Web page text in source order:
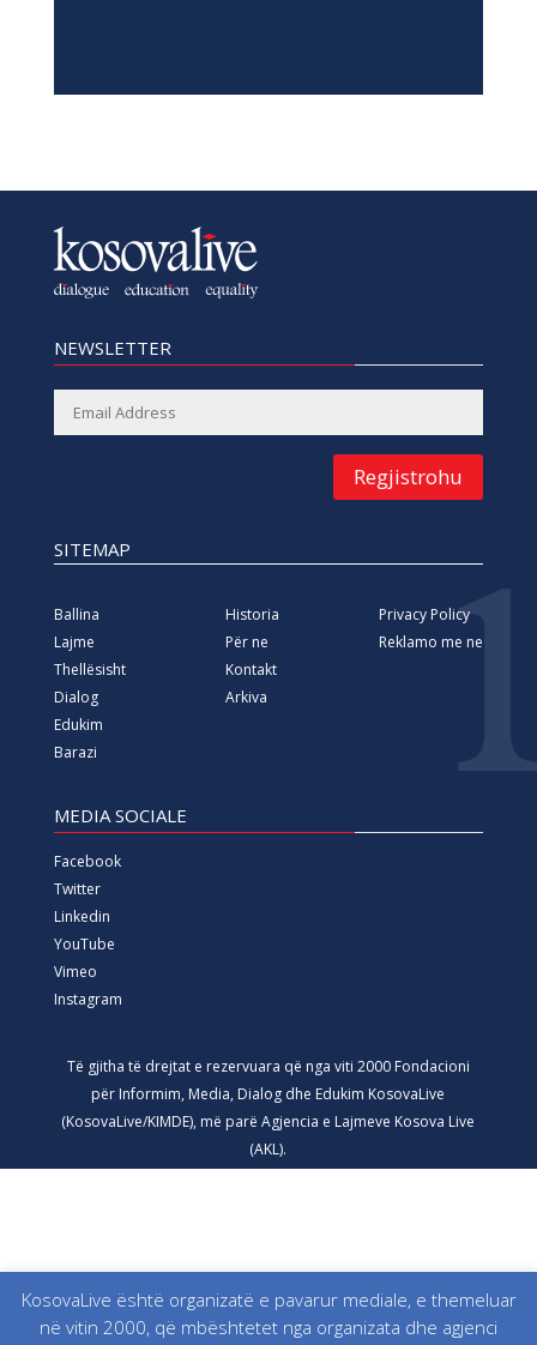
NEWSLETTER
Regjistrohu
SITEMAP
Ballina
Lajme
Thellësisht
Dialog
Edukim
Barazi
Historia
Për ne
Kontakt
Arkiva
Privacy Policy
Reklamo me ne
MEDIA SOCIALE
Facebook
Twitter
Linkedin
YouTube
Vimeo
Instagram
Të gjitha të drejtat e rezervuara që nga viti 2000 Fondacioni
për Informim, Media, Dialog dhe Edukim KosovaLive
(KosovaLive/KIMDE), më parë Agjencia e Lajmeve Kosova Live
(AKL).
KosovaLive është organizatë e pavarur mediale, e themeluar
në vitin 2000, që mbështetet nga organizata dhe agjenci